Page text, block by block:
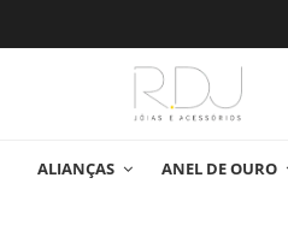
ALIANÇAS ANEL DE OURO